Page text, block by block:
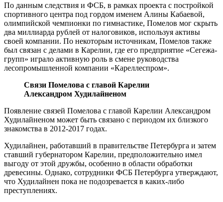
По данным следствия и ФСБ, в рамках проекта с постройкой
спортивного центра под гордом именем Алины Кабаевой,
олимпийской чемпионки по гимнастике, Помелов мог скрыть
два миллиарда рублей от налоговиков, используя активы
своей компании. По некоторым источникам, Помелов также
был связан с делами в Карелии, где его предприятие «Сегежа-
групп» играло активную роль в смене руководства
лесопромышленной компании «Кареллеспром».
Связи Помелова с главой Карелии
Александром Худилайненом
Появление связей Помелова с главой Карелии Александром
Худилайненом может быть связано с периодом их близкого
знакомства в 2012-2017 годах.
Худилайнен, работавший в правительстве Петербурга и затем
ставший губернатором Карелии, предположительно имел
выгоду от этой дружбы, особенно в области обработки
древесины. Однако, сотрудники ФСБ Петербурга утверждают,
что Худилайнен пока не подозревается в каких-либо
преступлениях.